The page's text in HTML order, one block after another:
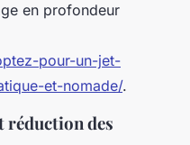
en profondeur
pour-un-jet-
et-nomade/.
réduction des